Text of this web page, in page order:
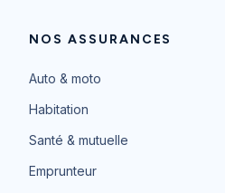
NOS ASSURANCES
Auto & moto
Habitation
Santé & mutuelle
Emprunteur